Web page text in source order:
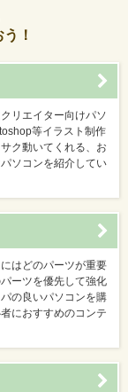
！
リエイター向けパソ
等イラスト制作
ク動いてくれる、お
ソコンを紹介してい
はどのパーツが重要
ーツを優先して強化
の良いパソコンを購
におすすめのコンテ